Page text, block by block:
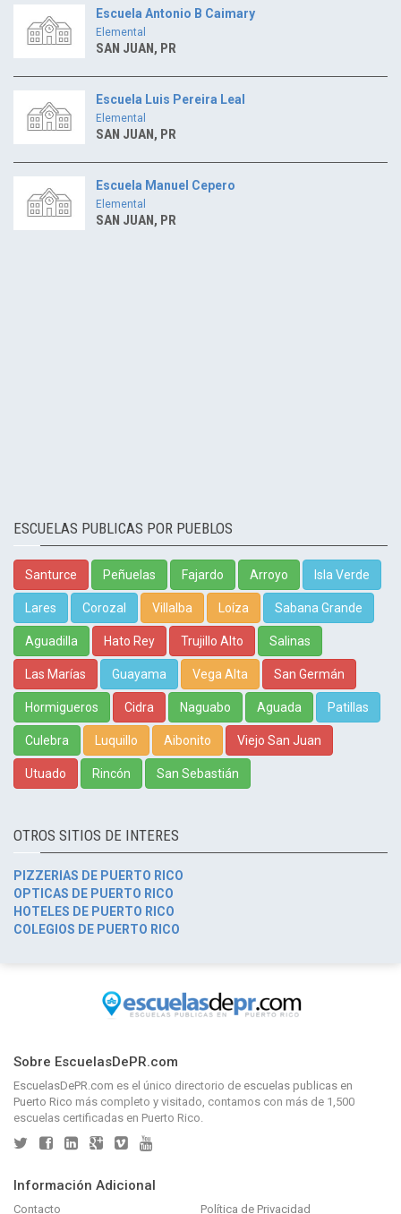
Escuela Antonio B Caimary
Elemental
SAN JUAN, PR
Escuela Luis Pereira Leal
Elemental
SAN JUAN, PR
Escuela Manuel Cepero
Elemental
SAN JUAN, PR
ESCUELAS PUBLICAS POR PUEBLOS
Santurce Peñuelas Fajardo Arroyo Isla Verde
Lares Corozal Villalba Loíza Sabana Grande
Aguadilla Hato Rey Trujillo Alto Salinas
Las Marías Guayama Vega Alta San Germán
Hormigueros Cidra Naguabo Aguada Patillas
Culebra Luquillo Aibonito Viejo San Juan
Utuado Rincón San Sebastián
OTROS SITIOS DE INTERES
PIZZERIAS DE PUERTO RICO
OPTICAS DE PUERTO RICO
HOTELES DE PUERTO RICO
COLEGIOS DE PUERTO RICO
Sobre EscuelasDePR.com
EscuelasDePR.com es el único directorio de escuelas publicas en
Puerto Rico más completo y visitado, contamos con más de 1,500
escuelas certificadas en Puerto Rico.
Información Adicional
Contacto Política de Privacidad